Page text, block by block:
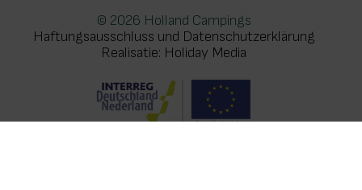
© 2026 Holland Campings
Haftungsausschluss und Datenschutzerklärung
Realisatie: Holiday Media